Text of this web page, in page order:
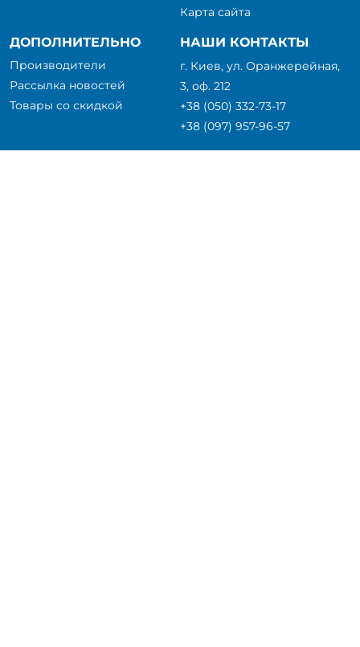
Карта сайта
ДОПОЛНИТЕЛЬНО
Производители
Рассылка новостей
Товары со скидкой
НАШИ КОНТАКТЫ
г. Киев, ул. Оранжерейная,
3, оф. 212
+38 (050) 332-73-17
+38 (097) 957-96-57